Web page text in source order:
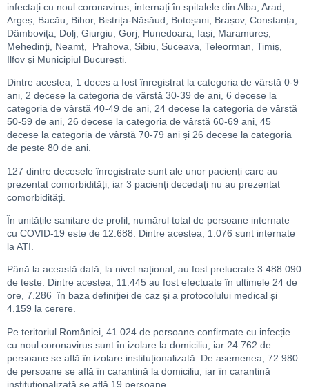
infectați cu noul coronavirus, internați în spitalele din Alba, Arad,
Argeș, Bacău, Bihor, Bistrița-Năsăud, Botoșani, Brașov, Constanța,
Dâmbovița, Dolj, Giurgiu, Gorj, Hunedoara, Iași, Maramureș,
Mehedinți, Neamț, Prahova, Sibiu, Suceava, Teleorman, Timiș,
Ilfov și Municipiul București.
Dintre acestea, 1 deces a fost înregistrat la categoria de vârstă 0-9
ani, 2 decese la categoria de vârstă 30-39 de ani, 6 decese la
categoria de vârstă 40-49 de ani, 24 decese la categoria de vârstă
50-59 de ani, 26 decese la categoria de vârstă 60-69 ani, 45
decese la categoria de vârstă 70-79 ani și 26 decese la categoria
de peste 80 de ani.
127 dintre decesele înregistrate sunt ale unor pacienți care au
prezentat comorbidități, iar 3 pacienți decedați nu au prezentat
comorbidități.
În unitățile sanitare de profil, numărul total de persoane internate
cu COVID-19 este de 12.688. Dintre acestea, 1.076 sunt internate
la ATI.
Până la această dată, la nivel național, au fost prelucrate 3.488.090
de teste. Dintre acestea, 11.445 au fost efectuate în ultimele 24 de
ore, 7.286 în baza definiției de caz și a protocolului medical și
4.159 la cerere.
Pe teritoriul României, 41.024 de persoane confirmate cu infecție
cu noul coronavirus sunt în izolare la domiciliu, iar 24.762 de
persoane se află în izolare instituționalizată. De asemenea, 72.980
de persoane se află în carantină la domiciliu, iar în carantină
instituționalizată se află 19 persoane.